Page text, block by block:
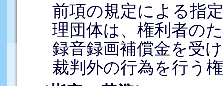
前項の規定による指
理団体は、権利者の
録音録画補償金を受
裁判外の行為を行う